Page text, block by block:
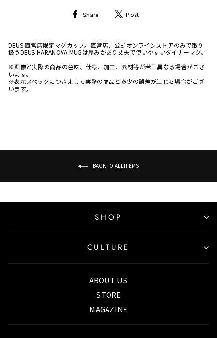
Share
Share Post
DEUS 直営店限定マグカップ。直営店、公式オンラインストアのみで取り
扱うDEUS HARANOVA MUGは厚みがあり丈夫で使いやすいダイナーマグ。
※画像と実際の商品の色味、仕様、加工、素材等が若干異なる場合がござ
います。
※表示スペックにつきまして実際の商品と多少の誤差が生じる場合がござ
います。
BACK TO ALL ITEMS
SHOP
CULTURE
ABOUT US
STORE
MAGAZINE